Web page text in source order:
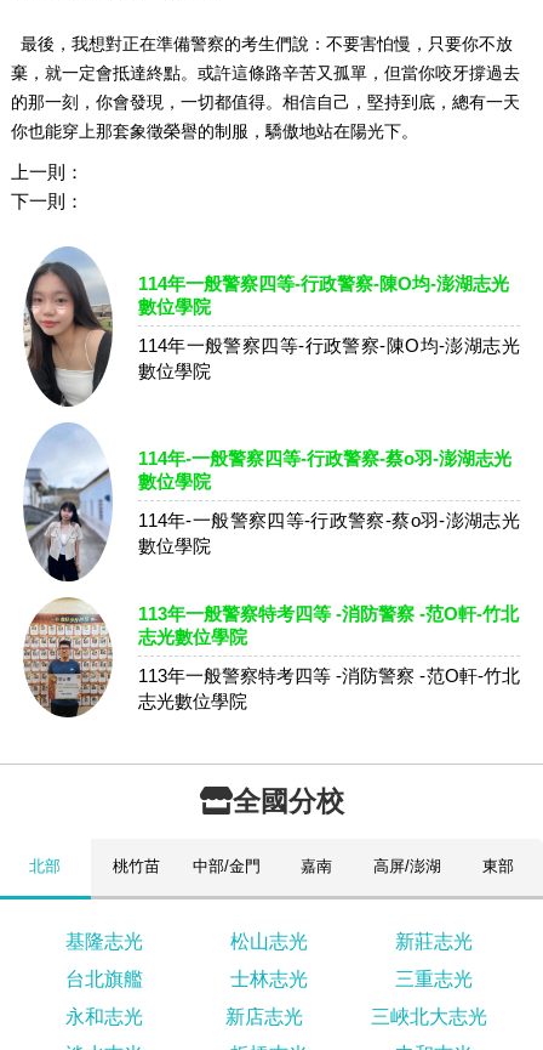
最後，我想對正在準備警察的考生們說：不要害怕慢，只要你不放
棄，就一定會抵達終點。或許這條路辛苦又孤單，但當你咬牙撐過去
的那一刻，你會發現，一切都值得。相信自己，堅持到底，總有一天
你也能穿上那套象徵榮譽的制服，驕傲地站在陽光下。
上一則：
下一則：
114年一般警察四等-行政警察-陳O均-澎湖志光
數位學院
114年一般警察四等-行政警察-陳O均-澎湖志光
數位學院
114年-一般警察四等-行政警察-蔡o羽-澎湖志光
數位學院
114年-一般警察四等-行政警察-蔡o羽-澎湖志光
數位學院
113年一般警察特考四等 -消防警察 -范O軒-竹北
志光數位學院
113年一般警察特考四等 -消防警察 -范O軒-竹北
志光數位學院
全國分校
北部 桃竹苗 中部/金門 嘉南 高屏/澎湖 東部
基隆志光 松山志光
新莊志光
台北旗艦
士林志光
三重志光
永和志光
新店志光
三峽北大志光